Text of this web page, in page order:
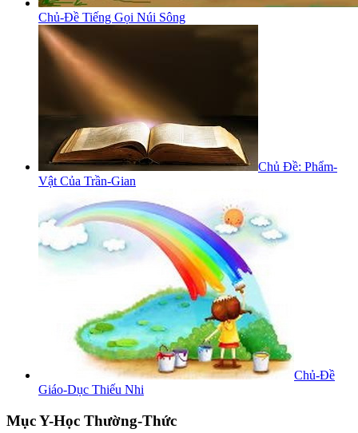
Chủ-Đề Tiếng Gọi Núi Sông
Chủ Đề: Phẩm-
Vật Của Trần-Gian
Chủ-Đề
Giáo-Dục Thiếu Nhi
Mục Y-Học Thường-Thức